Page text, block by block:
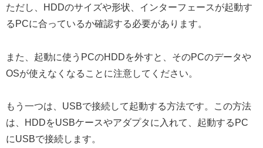
ただし、HDDのサイズや形状、インターフェースが起動す
るPCに合っているか確認する必要があります。
また、起動に使うPCのHDDを外すと、そのPCのデータや
OSが使えなくなることに注意してください。
もう一つは、USBで接続して起動する方法です。この方法
は、HDDをUSBケースやアダプタに入れて、起動するPC
にUSBで接続します。